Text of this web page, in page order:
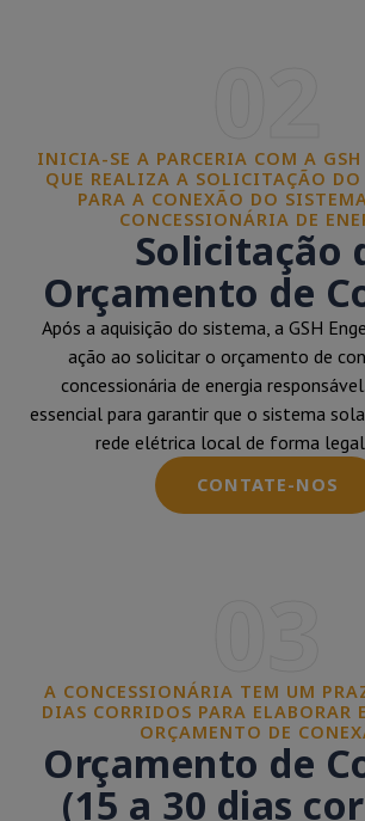
INICIA-SE A PARCERIA COM A
QUE REALIZA A SOLICITAÇÃO
PARA A CONEXÃO DO
CONCESSIONÁRIA DE
Solicitação
Orçamento de
Após a aquisição do sistema, a GSH
ação ao solicitar o orçamento de
concessionária de energia
essencial para garantir que o sistema
rede elétrica local de forma legal
CONTATE-NOS
A CONCESSIONÁRIA TEM UM
DIAS CORRIDOS PARA ELABORAR
ORÇAMENTO DE
Orçamento de
(15 a 30 dias